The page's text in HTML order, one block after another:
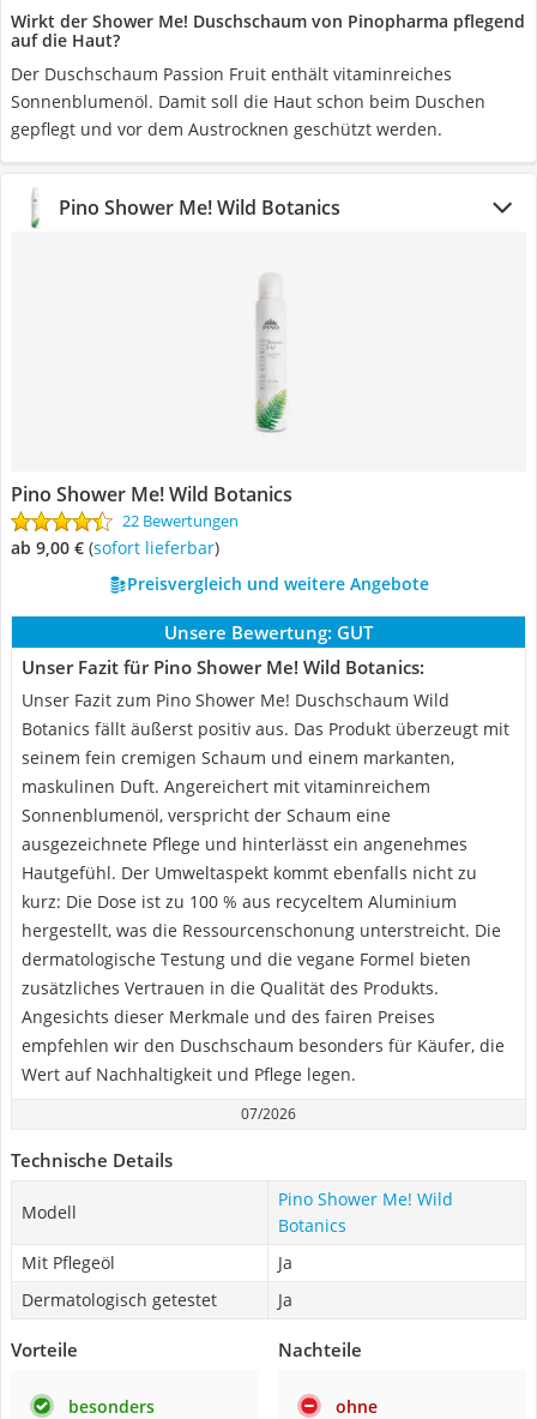
Wirkt der Shower Me! Duschschaum von Pinopharma pflegend
auf die Haut?
Der Duschschaum Passion Fruit enthält vitaminreiches
Sonnenblumenöl. Damit soll die Haut schon beim Duschen
gepflegt und vor dem Austrocknen geschützt werden.
Pino Shower Me! Wild Botanics
Pino Shower Me! Wild Botanics
22 Bewertungen
ab 9,00 € ( Sofort lieferbar)
Preisvergleich und weitere Angebote
Unsere Bewertung: GUT
Unser Fazit für Pino Shower Me! Wild Botanics:
Unser Fazit zum Pino Shower Me! Duschschaum Wild
Botanics fällt äußerst positiv aus. Das Produkt überzeugt mit
seinem fein cremigen Schaum und einem markanten,
maskulinen Duft. Angereichert mit vitaminreichem
Sonnenblumenöl, verspricht der Schaum eine
ausgezeichnete Pflege und hinterlässt ein angenehmes
Hautgefühl. Der Umweltaspekt kommt ebenfalls nicht zu
kurz: Die Dose ist zu 100 % aus recyceltem Aluminium
hergestellt, was die Ressourcenschonung unterstreicht. Die
dermatologische Testung und die vegane Formel bieten
zusätzliches Vertrauen in die Qualität des Produkts.
Angesichts dieser Merkmale und des fairen Preises
empfehlen wir den Duschschaum besonders für Käufer, die
Wert auf Nachhaltigkeit und Pflege legen.
07/2026
Technische Details
Modell
Pino Shower Me! Wild
Botanics
Mit Pflegeöl
Ja
Dermatologisch getestet
Ja
Vorteile
besonders
Nachteile
ohne